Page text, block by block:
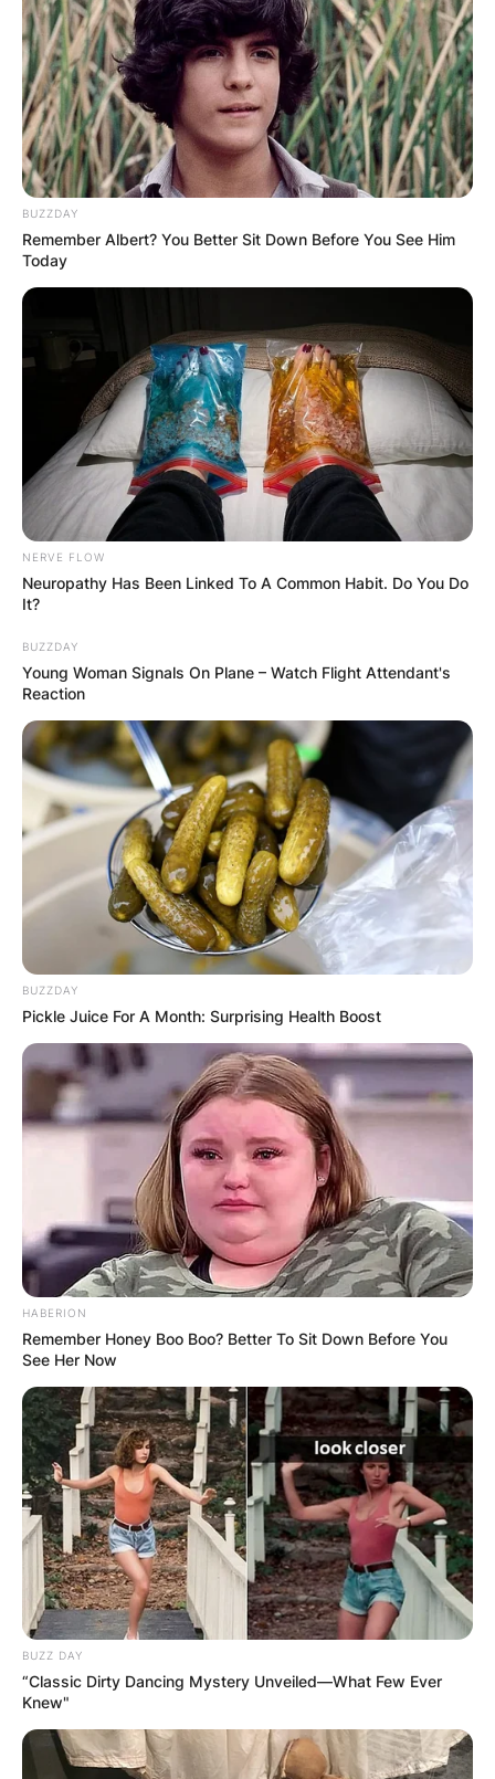
BUZZDAY
Remember Albert? You Better Sit Down Before You See Him
Today
NERVE FLOW
Neuropathy Has Been Linked To A Common Habit. Do You Do
It?
BUZZDAY
Young Woman Signals On Plane – Watch Flight Attendant's
Reaction
BUZZDAY
Pickle Juice For A Month: Surprising Health Boost
HABERION
Remember Honey Boo Boo? Better To Sit Down Before You
See Her Now
BUZZ DAY
“Classic Dirty Dancing Mystery Unveiled—What Few Ever
Knew"